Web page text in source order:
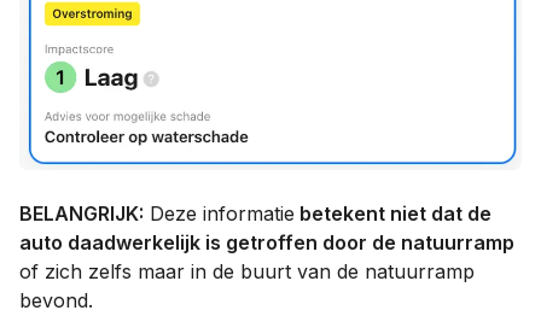
BELANGRIJK: Deze informatie betekent niet dat de
auto daadwerkelijk is getroffen door de natuurramp
of zich zelfs maar in de buurt van de natuurramp
bevond.